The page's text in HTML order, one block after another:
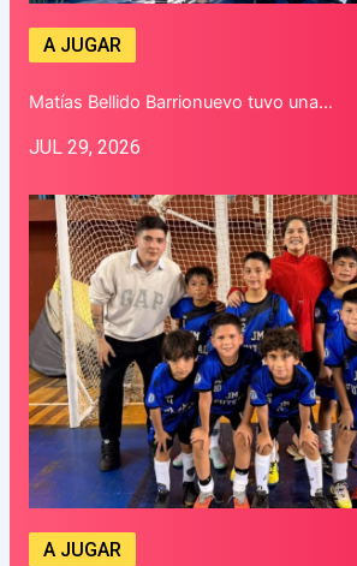
A JUGAR
Matías Bellido Barrionuevo tuvo una…
JUL 29, 2026
A JUGAR